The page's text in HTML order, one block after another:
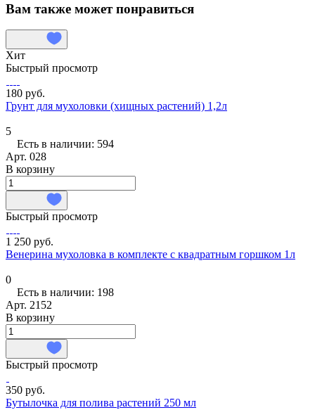
Вам также может понравиться
Хит
Быстрый просмотр
180 руб.
Грунт для мухоловки (хищных растений) 1,2л
5
Есть в наличии: 594
Арт. 028
В корзину
Быстрый просмотр
1 250 руб.
Венерина мухоловка в комплекте с квадратным горшком 1л
0
Есть в наличии: 198
Арт. 2152
В корзину
Быстрый просмотр
350 руб.
Бутылочка для полива растений 250 мл